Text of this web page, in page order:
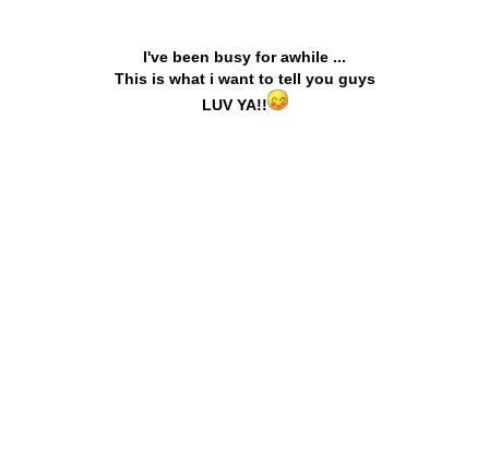
I've been busy for awhile ...
This is what i want to tell you guys
LUV YA!!